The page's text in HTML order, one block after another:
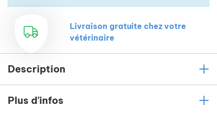
Livraison gratuite chez votre
vétérinaire
Description
Plus d'infos